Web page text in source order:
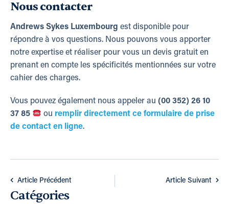
Nous contacter
Andrews Sykes Luxembourg est disponible pour
répondre à vos questions. Nous pouvons vous apporter
notre expertise et réaliser pour vous un devis gratuit en
prenant en compte les spécificités mentionnées sur votre
cahier des charges.
Vous pouvez également nous appeler au (00 352) 26 10
37 85
ou remplir directement ce formulaire de prise
de contact en ligne.
Article Précédent Article Suivant
Catégories